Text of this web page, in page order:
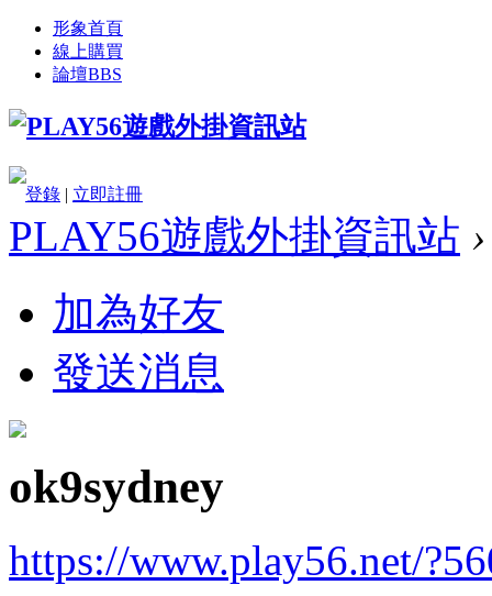
形象首頁
線上購買
論壇BBS
登錄 | 立即註冊
PLAY56遊戲外掛資訊站 ›
加為好友
發送消息
ok9sydney
https://www.play56.net/